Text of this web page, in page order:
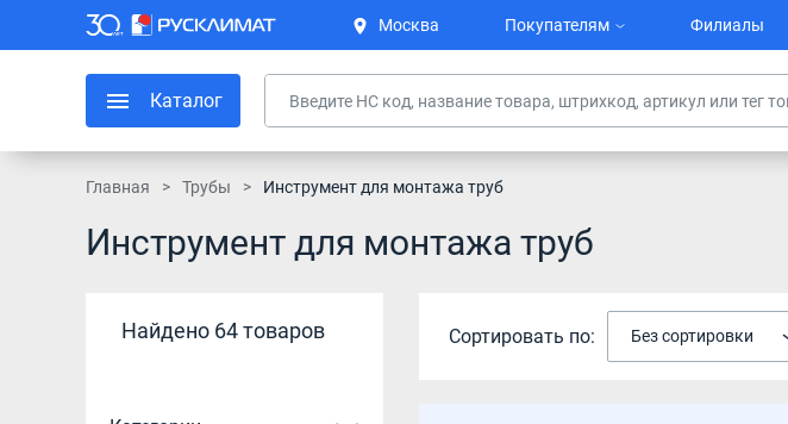
Москва Покупателям Филиалы
Каталог
Главная Трубы Инструмент для монтажа труб
Инструмент для монтажа труб
Найдено 64 товаров Сортировать по: Без сортировки